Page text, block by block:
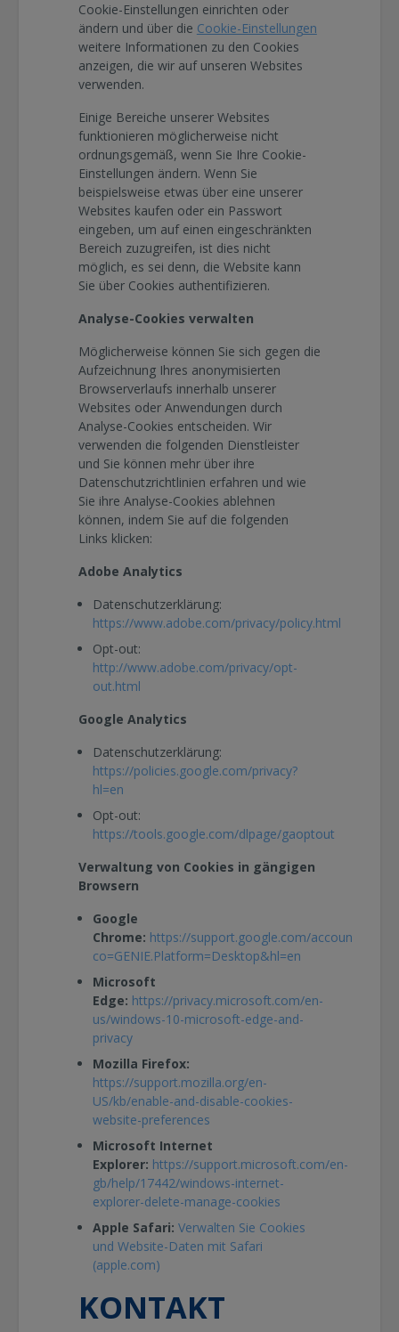
Cookie-Einstellungen einrichten oder
ändern und über die Cookie-Einstellungen
weitere Informationen zu den Cookies
anzeigen, die wir auf unseren Websites
verwenden.
Einige Bereiche unserer Websites
funktionieren möglicherweise nicht
ordnungsgemäß, wenn Sie Ihre Cookie-
Einstellungen ändern. Wenn Sie
beispielsweise etwas über eine unserer
Websites kaufen oder ein Passwort
eingeben, um auf einen eingeschränkten
Bereich zuzugreifen, ist dies nicht
möglich, es sei denn, die Website kann
Sie über Cookies authentifizieren.
Analyse-Cookies verwalten
Möglicherweise können Sie sich gegen die
Aufzeichnung Ihres anonymisierten
Browserverlaufs innerhalb unserer
Websites oder Anwendungen durch
Analyse-Cookies entscheiden. Wir
verwenden die folgenden Dienstleister
und Sie können mehr über ihre
Datenschutzrichtlinien erfahren und wie
Sie ihre Analyse-Cookies ablehnen
können, indem Sie auf die folgenden
Links klicken:
Adobe Analytics
Datenschutzerklärung:
https://www.adobe.com/privacy/policy.html
Opt-out:
http://www.adobe.com/privacy/opt-
out.html
Google Analytics
Datenschutzerklärung:
https://policies.google.com/privacy?
hl=en
Opt-out:
https://tools.google.com/dlpage/gaoptout
Verwaltung von Cookies in gängigen
Browsern
Google
Chrome: https://support.google.com/accounts/
co=GENIE.Platform=Desktop&hl=en
Microsoft
Edge: https://privacy.microsoft.com/en-
us/windows-10-microsoft-edge-and-
privacy
Mozilla Firefox:
https://support.mozilla.org/en-
US/kb/enable-and-disable-cookies-
website-preferences
Microsoft Internet
Explorer: https://support.microsoft.com/en-
gb/help/17442/windows-internet-
explorer-delete-manage-cookies
Apple Safari: Verwalten Sie Cookies
und Website-Daten mit Safari
(apple.com)
KONTAKT